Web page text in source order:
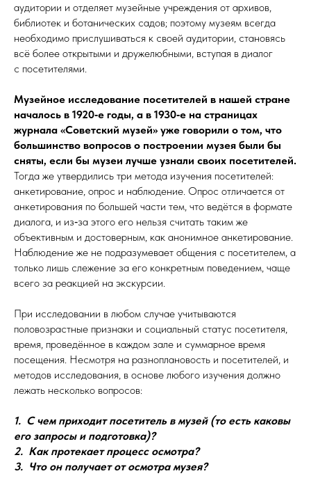
аудитории и отделяет музейные учреждения от архивов,
библиотек и ботанических садов; поэтому музеям всегда
необходимо прислушиваться к своей аудитории, становясь
всё более открытыми и дружелюбными, вступая в диалог
с посетителями.
Музейное исследование посетителей в нашей стране
началось в 1920‑е годы, а в 1930‑е на страницах
журнала «Советский музей» уже говорили о том, что
большинство вопросов о построении музея были бы
сняты, если бы музеи лучше узнали своих посетителей.
Тогда же утвердились три метода изучения посетителей:
анкетирование, опрос и наблюдение. Опрос отличается от
анкетирования по большей части тем, что ведётся в формате
диалога, и из‑за этого его нельзя считать таким же
объективным и достоверным, как анонимное анкетирование.
Наблюдение же не подразумевает общения с посетителем, а
только лишь слежение за его конкретным поведением, чаще
всего за реакцией на экскурсии.
При исследовании в любом случае учитываются
половозрастные признаки и социальный статус посетителя,
время, проведённое в каждом зале и суммарное время
посещения. Несмотря на разноплановость и посетителей, и
методов исследования, в основе любого изучения должно
лежать несколько вопросов:
1. С чем приходит посетитель в музей (то есть каковы
его запросы и подготовка)?
2. Как протекает процесс осмотра?
3. Что он получает от осмотра музея?